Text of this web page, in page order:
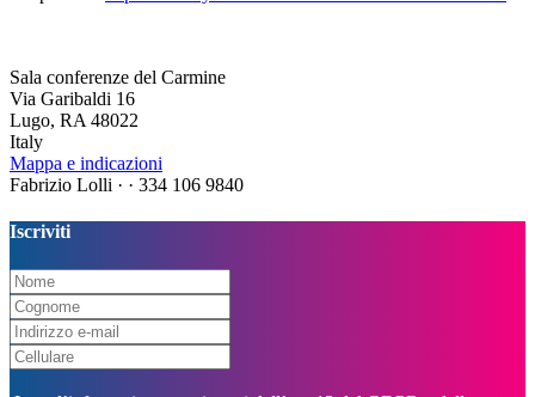
Sala conferenze del Carmine
Via Garibaldi 16
Lugo, RA 48022
Italy
Mappa e indicazioni
Fabrizio Lolli · · 334 106 9840
Iscriviti